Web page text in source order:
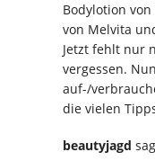
Bodylotion
von Melvita
Jetzt fehlt nur
vergessen.
auf-/
die vielen
beautyjagd